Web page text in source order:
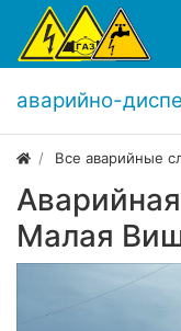
аварийно-
Все аварийные
Малая